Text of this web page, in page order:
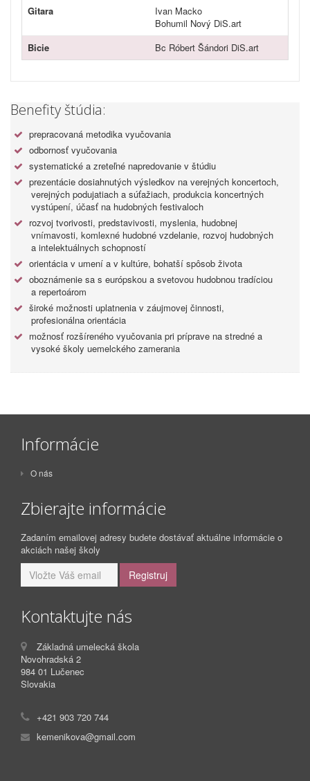
Gitara
Ivan Macko
Bohumil Nový DiS.art
Bicie
Bc Róbert Šándori DiS.art
Benefity štúdia:
prepracovaná metodika vyučovania
odbornosť vyučovania
systematické a zreteľné napredovanie v štúdiu
prezentácie dosiahnutých výsledkov na verejných koncertoch,
verejných podujatiach a súťažiach, produkcia koncertných
vystúpení, účasť na hudobných festivaloch
rozvoj tvorivosti, predstavivosti, myslenia, hudobnej
vnímavosti, komlexné hudobné vzdelanie, rozvoj hudobných
a intelektuálnych schopností
orientácia v umení a v kultúre, bohatší spôsob života
oboznámenie sa s európskou a svetovou hudobnou tradíciou
a repertoárom
široké možnosti uplatnenia v záujmovej činnosti,
profesionálna orientácia
možnosť rozšíreného vyučovania pri príprave na stredné a
vysoké školy uemelckého zamerania
Informácie
O nás
Zbierajte informácie
Zadaním emailovej adresy budete dostávať aktuálne informácie o
akciách našej školy
Kontaktujte nás
Základná umelecká škola
Novohradská 2
984 01 Lučenec
Slovakia
+421 903 720 744
kemenikova@gmail.com